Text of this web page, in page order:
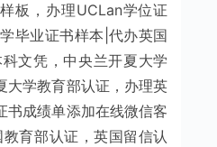
板，办理UCLan学位证
毕业证书样本|代办英国
文凭，中央兰开夏大学
大学教育部认证，办理英
书成绩单添加在线微信客
育部认证，英国留信认